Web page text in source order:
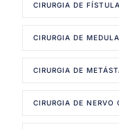
CIRURGIA DE
CIRURGIA DE
CIRURGIA DE
CIRURGIA DE NERVO